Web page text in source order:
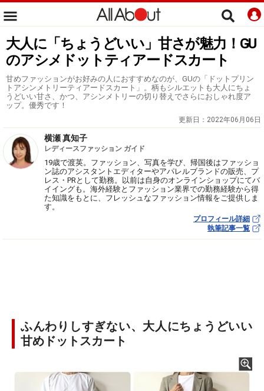
大人に「ちょうどいい」甘さが魅力！GU
のアシメドットティアードスカート
甘めファッションがお好みの人におすすめなのが、GUの「ドットプリン
トアシンメトリーティアードスカート」。柄もシルエットも大人にちょ
うどいい甘さ、かつ、アシンメトリーの切り替えでさらにおしゃれ度ア
ップ。優秀です！
更新日： 2022年06月06日
横瀬 真知子
レディースファッション ガイド
19歳で渡英。ファッション、写真を学び、帰国後はファッショ
ン誌のアシスタントエディターやアパレルブランドの販売、プ
レス・PRとして勤務。以前は自身のオンラインショップにてバ
イイングも。海外経験とファッション業界での勤務経験から得
た知識をもとに、フレッシュなファッション情報をご提供しま
す。
プロフィール詳細
執筆記事一覧
ふんわりしすぎない、大人にちょうどいい
甘めドットスカート